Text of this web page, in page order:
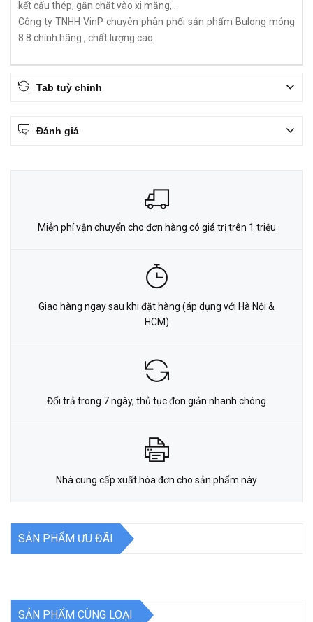
kết cấu thép, gắn chặt vào xi măng,..
Công ty TNHH VinP chuyên phân phối sản phẩm Bulong móng
8.8 chính hãng , chất lượng cao.
Tab tuỳ chỉnh
Đánh giá
Miễn phí vận chuyển cho đơn hàng có giá trị trên 1 triệu
Giao hàng ngay sau khi đặt hàng (áp dụng với Hà Nội &
HCM)
Đổi trả trong 7 ngày, thủ tục đơn giản nhanh chóng
Nhà cung cấp xuất hóa đơn cho sản phẩm này
SẢN PHẨM ƯU ĐÃI
SẢN PHẨM CÙNG LOẠI